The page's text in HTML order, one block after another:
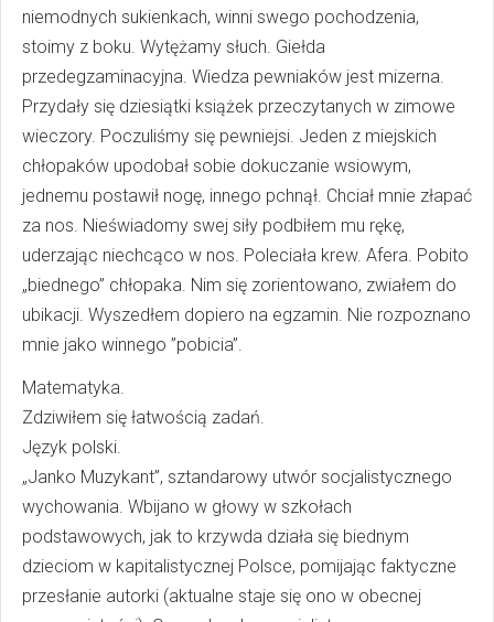
niemodnych sukienkach, winni swego pochodzenia,
stoimy z boku. Wytężamy słuch. Giełda
przedegzaminacyjna. Wiedza pewniaków jest mizerna.
Przydały się dziesiątki książek przeczytanych w zimowe
wieczory. Poczuliśmy się pewniejsi. Jeden z miejskich
chłopaków upodobał sobie dokuczanie wsiowym,
jednemu postawił nogę, innego pchnął. Chciał mnie złapać
za nos. Nieświadomy swej siły podbiłem mu rękę,
uderzając niechcąco w nos. Poleciała krew. Afera. Pobito
„biednego” chłopaka. Nim się zorientowano, zwiałem do
ubikacji. Wyszedłem dopiero na egzamin. Nie rozpoznano
mnie jako winnego ”pobicia”.
Matematyka.
Zdziwiłem się łatwością zadań.
Język polski.
„Janko Muzykant”, sztandarowy utwór socjalistycznego
wychowania. Wbijano w głowy w szkołach
podstawowych, jak to krzywda działa się biednym
dzieciom w kapitalistycznej Polsce, pomijając faktyczne
przesłanie autorki (aktualne staje się ono w obecnej